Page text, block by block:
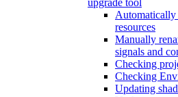
upgrade tool
Automatically
resources
Manually
signals and
Checking
Checking
Updating